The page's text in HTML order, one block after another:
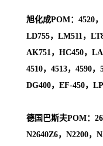
旭化成POM：4520
LD755，LM511，
AK751，HC450，
4510，4513，4590，
DG400，EF-450，
德国巴斯夫POM：
N2640Z6，N2200，